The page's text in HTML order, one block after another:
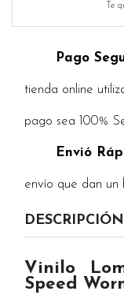
Te
Pago
tienda online
pago sea 100%
Envió
envío que dan un
DESCRIPCIÓN
Vinilo
Speed